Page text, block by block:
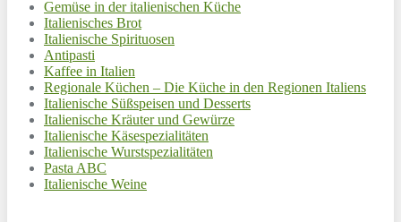
Gemüse in der italienischen Küche
Italienisches Brot
Italienische Spirituosen
Antipasti
Kaffee in Italien
Regionale Küchen – Die Küche in den Regionen Italiens
Italienische Süßspeisen und Desserts
Italienische Kräuter und Gewürze
Italienische Käsespezialitäten
Italienische Wurstspezialitäten
Pasta ABC
Italienische Weine